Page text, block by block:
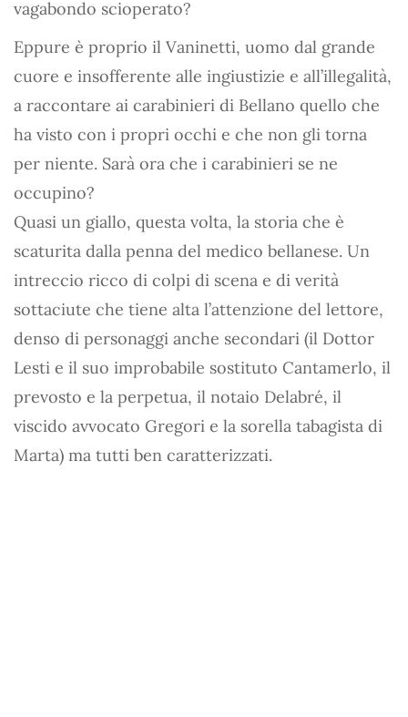
vagabondo scioperato?
Eppure è proprio il Vaninetti, uomo dal grande
cuore e insofferente alle ingiustizie e all’illegalità,
a raccontare ai carabinieri di Bellano quello che
ha visto con i propri occhi e che non gli torna
per niente. Sarà ora che i carabinieri se ne
occupino?
Quasi un giallo, questa volta, la storia che è
scaturita dalla penna del medico bellanese. Un
intreccio ricco di colpi di scena e di verità
sottaciute che tiene alta l’attenzione del lettore,
denso di personaggi anche secondari (il Dottor
Lesti e il suo improbabile sostituto Cantamerlo, il
prevosto e la perpetua, il notaio Delabré, il
viscido avvocato Gregori e la sorella tabagista di
Marta) ma tutti ben caratterizzati.